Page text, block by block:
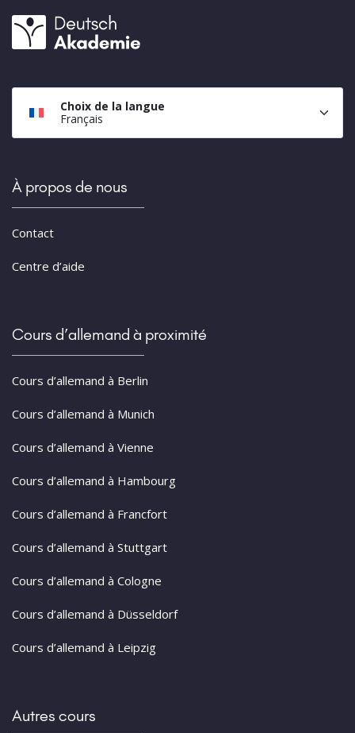
Choix de la langue
Français
À propos de nous
Contact
Centre d’aide
Cours d’allemand à proximité
Cours d’allemand à Berlin
Cours d’allemand à Munich
Cours d’allemand à Vienne
Cours d’allemand à Hambourg
Cours d’allemand à Francfort
Cours d’allemand à Stuttgart
Cours d’allemand à Cologne
Cours d’allemand à Düsseldorf
Cours d’allemand à Leipzig
Autres cours